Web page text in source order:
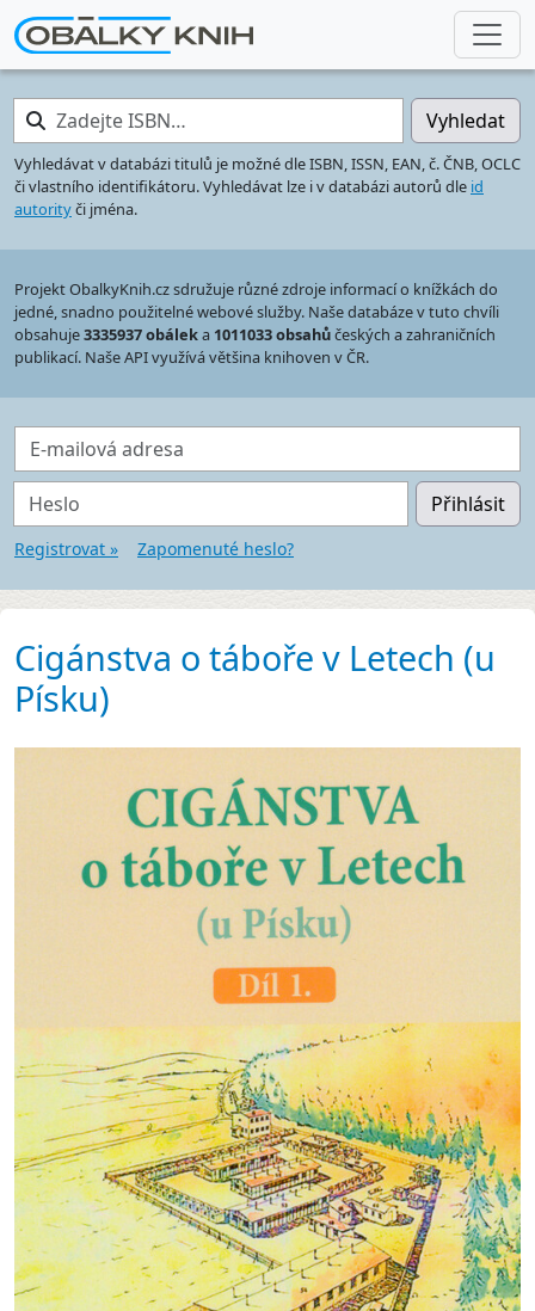
Zadejte ISBN… Vyhledat
Vyhledávat v databázi titulů je možné dle ISBN, ISSN, EAN, č. ČNB, OCLC
či vlastního identifikátoru. Vyhledávat lze i v databázi autorů dle id
autorityči jména.
Projekt ObalkyKnih.cz sdružuje různé zdroje informací o knížkách do
jedné, snadno použitelné webové služby. Naše databáze v tuto chvíli
obsahuje3335937 obáleka 1011033 obsahůčeských a zahraničních
publikací. Naše API využívá většina knihoven v ČR.
E-mailová adresa
Heslo Přihlásit
Registrovat » Zapomenuté heslo?
Cigánstva o táboře v Letech (u
Písku)